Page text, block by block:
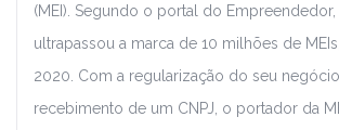
(MEI). Segundo o portal do Empreendedor,
ultrapassou a marca de 10 milhões de
2020. Com a regularização do seu
recebimento de um CNPJ, o portador da